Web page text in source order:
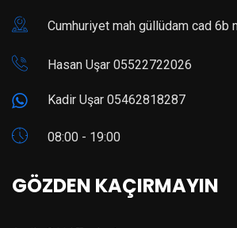
Cumhuriyet mah güllüdam cad 6b
Hasan Uşar 05522722026
Kadir Uşar 05462818287
08:00 - 19:00
GÖZDEN KAÇIRMAYIN